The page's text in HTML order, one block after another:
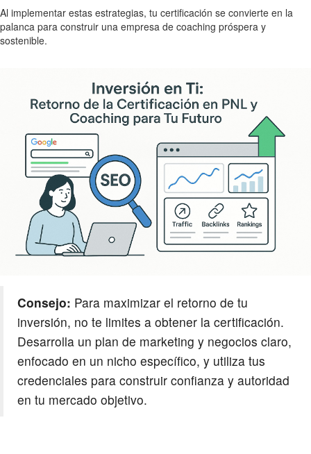
Al implementar estas estrategias, tu certificación se convierte en la
palanca para construir una empresa de coaching próspera y
sostenible.
Consejo: Para maximizar el retorno de tu
inversión, no te limites a obtener la certificación.
Desarrolla un plan de marketing y negocios claro,
enfocado en un nicho específico, y utiliza tus
credenciales para construir confianza y autoridad
en tu mercado objetivo.